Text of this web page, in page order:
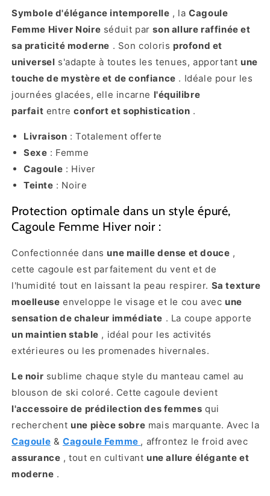
Symbole d'élégance intemporelle , laCagoule
Femme Hiver Noire séduit parson allure raffinée et
sa praticité moderne . Son coloris profond et
universel s'adapte à toutes les tenues, apportant une
touche de mystère et de confiance . Idéale pour les
journées glacées, elle incarne l'équilibre
parfait entreconfort et sophistication .
Livraison : Totalement offerte
Sexe : Femme
Cagoule : Hiver
Teinte : Noire
Protection optimale dans un style épuré,
Cagoule Femme Hiver noir :
Confectionnée dans une maille dense et douce ,
cette cagoule est parfaitement du vent et de
l'humidité tout en laissant la peau respirer. Sa texture
moelleuse enveloppe le visage et le cou avec une
sensation de chaleur immédiate . La coupe apporte
un maintien stable , idéal pour les activités
extérieures ou les promenades hivernales.
Le noir sublime chaque style du manteau camel au
blouson de ski coloré. Cette cagoule devient
l'accessoire de prédilection des femmes qui
recherchent une pièce sobre mais marquante. Avec la
Cagoule &Cagoule Femme , affrontez le froid avec
assurance , tout en cultivant une allure élégante et
moderne .